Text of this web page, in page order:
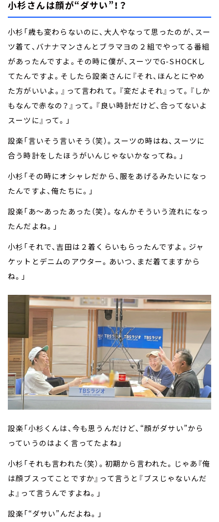
小杉さんは顔が“ダサい”！？
小杉「歳も変わらないのに、大人やなって思ったのが、スー
ツ着て、バナナマンさんとブラマヨの２組でやってる番組
があったんですよ。その時に僕が、スーツでG-SHOCKし
てたんですよ。そしたら設楽さんに『それ、ほんとにやめ
た方がいいよ。』って言われて。『変だよそれ』って。『しか
もなんで赤なの？』って。『良い時計だけど、合ってないよ
スーツに』って。」
設楽「言いそう言いそう（笑）。スーツの時はね、スーツに
合う時計をしたほうがいんじゃないかなってね。」
小杉「その時にオシャレだから、服をあげるみたいになっ
たんですよ、俺たちに。」
設楽「あ～あったあった（笑）。なんかそういう流れになっ
たんだよね。」
小杉「それで、吉田は２着くらいもらったんですよ。ジャ
ケットとデニムのアウター。あいつ、まだ着てますから
ね。」
設楽「小杉くんは、今も思うんだけど、“顔がダサい”から
っていうのはよく言ってたよね」
小杉「それも言われた（笑）。初期から言われた。じゃあ『俺
は顔ブスってことですか』って言うと『ブスじゃないんだ
よ』って言うんですよね。」
設楽「“ダサい”んだよね。」